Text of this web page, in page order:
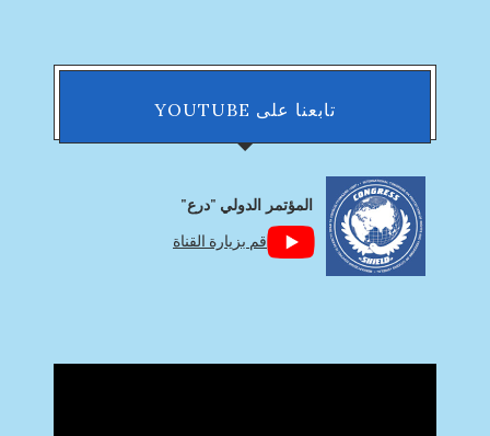
تابعنا على YOUTUBE
المؤتمر الدولي "درع"
قم بزيارة القناة